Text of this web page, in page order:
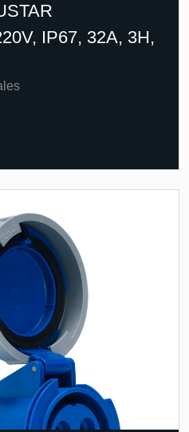
IP67, 32A, 3H,